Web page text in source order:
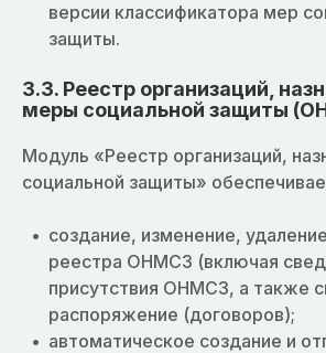
версии классификатора мер
защиты.
3.3. Реестр организаций,
меры социальной защиты
Модуль «Реестр организаций,
социальной защиты»
создание, изменение,
реестра ОНМСЗ (включая
присутствия ОНМСЗ, а также
распоряжение (договоров);
автоматическое создание и